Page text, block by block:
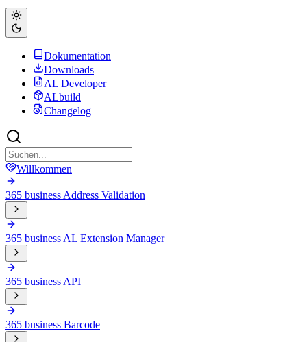
Dokumentation
Downloads
AL Developer
ALbuild
Changelog
Willkommen
365 business Address Validation
365 business AL Extension Manager
365 business API
365 business Barcode